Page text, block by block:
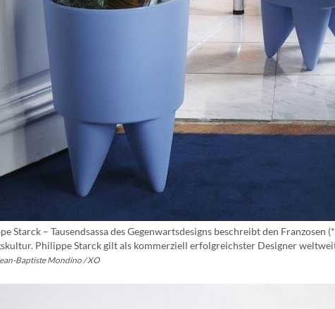
Starck – Tausendsassa des Gegenwartsdesigns beschreibt den
Philippe Starck gilt als kommerziell erfolgreichster Designer
Baptiste Mondino / XO